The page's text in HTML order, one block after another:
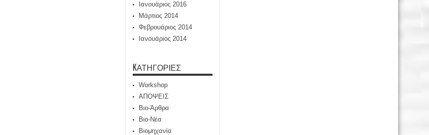
Ιανουάριος 2016
Μάρτιος 2014
Φεβρουάριος 2014
Ιανουάριος 2014
KΑΤΗΓΟΡΊΕΣ
Workshop
ΑΠΟΨΕΙΣ
Βιο-Άρθρα
Βιο-Νέα
Βιομηχανία